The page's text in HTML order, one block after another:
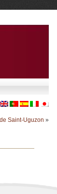
Saint-Uguzon »